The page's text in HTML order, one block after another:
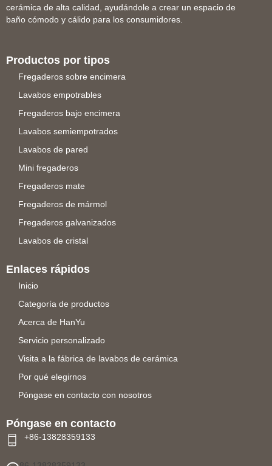
cerámica de alta calidad, ayudándole a crear un espacio de
baño cómodo y cálido para los consumidores.
Productos por tipos
Fregaderos sobre encimera
Lavabos empotrables
Fregaderos bajo encimera
Lavabos semiempotrados
Lavabos de pared
Mini fregaderos
Fregaderos mate
Fregaderos de mármol
Fregaderos galvanizados
Lavabos de cristal
Enlaces rápidos
Inicio
Categoría de productos
Acerca de HanYu
Servicio personalizado
Visita a la fábrica de lavabos de cerámica
Por qué elegirnos
Póngase en contacto con nosotros
Póngase en contacto
+86-13828359133